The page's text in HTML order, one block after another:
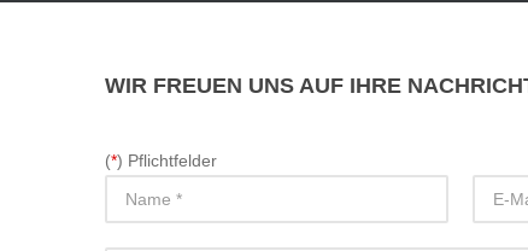
WIR FREUEN UNS AUF IHRE
(*) Pflichtfelder